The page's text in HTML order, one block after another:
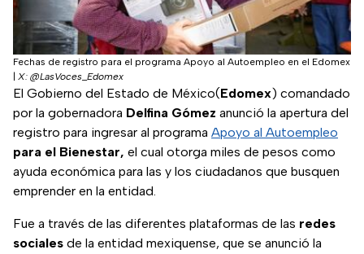
Fechas de registro para el programa Apoyo al Autoempleo en el Edomex
X: @LasVoces_Edomex
El Gobierno del Estado de México(Edomex) comandado
por la gobernadora Delfina Gómez anunció la apertura del
registro para ingresar al programa Apoyo al Autoempleo
para el Bienestar, el cual otorga miles de pesos como
ayuda económica para las y los ciudadanos que busquen
emprender en la entidad.
Fue a través de las diferentes plataformas de las redes
sociales de la entidad mexiquense, que se anunció la